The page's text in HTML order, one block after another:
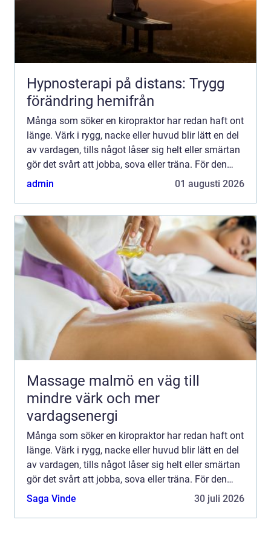
Hypnosterapi på distans: Trygg
förändring hemifrån
Många som söker en kiropraktor har redan haft ont
länge. Värk i rygg, nacke eller huvud blir lätt en del
av vardagen, tills något låser sig helt eller smärtan
gör det svårt att jobba, sova eller träna. För den
som letar efter en Kiropraktor köping ha...
admin 01 augusti 2026
Massage malmö en väg till
mindre värk och mer
vardagsenergi
Många som söker en kiropraktor har redan haft ont
länge. Värk i rygg, nacke eller huvud blir lätt en del
av vardagen, tills något låser sig helt eller smärtan
gör det svårt att jobba, sova eller träna. För den
som letar efter en Kiropraktor köping ha...
Saga Vinde 30 juli 2026